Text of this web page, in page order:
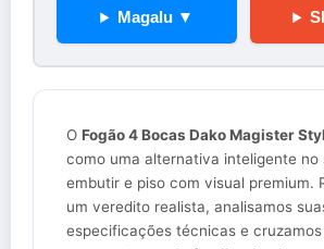
Magalu ▼
O Fogão 4 Bocas Dako Magister
como uma alternativa inteligente no
embutir e piso com visual premium.
um veredito realista, analisamos
especificações técnicas e